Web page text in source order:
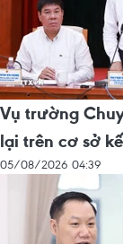
Vụ trường
lại trên cơ sở
05/08/2026 04:39